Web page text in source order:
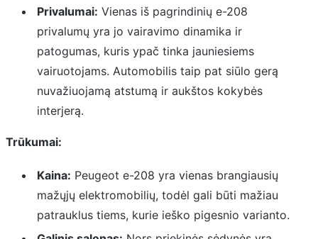
Privalumai: Vienas iš pagrindinių e-208
privalumų yra jo vairavimo dinamika ir
patogumas, kuris ypač tinka jauniesiems
vairuotojams. Automobilis taip pat siūlo gerą
nuvažiuojamą atstumą ir aukštos kokybės
interjerą.
Trūkumai:
Kaina: Peugeot e-208 yra vienas brangiausių
mažųjų elektromobilių, todėl gali būti mažiau
patrauklus tiems, kurie ieško pigesnio varianto.